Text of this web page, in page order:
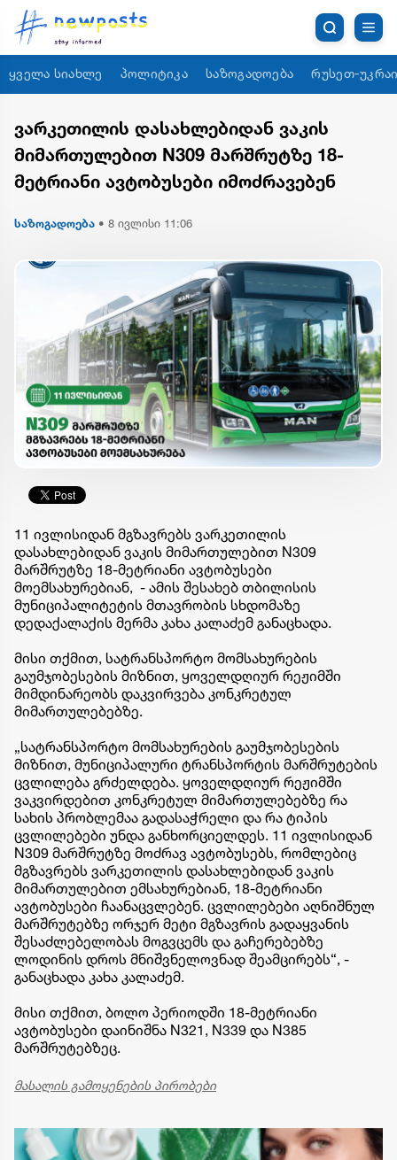
ყველა სიახლე პოლიტიკა საზოგადოება რუსეთ-
ვარკეთილის დასახლებიდან ვაკის
მიმართულებით N309 მარშრუტზე 18-
მეტრიანი ავტობუსები იმოძრავებენ
საზოგადოება • 8 ივლისი 11:06
11 ივლისიდან მგზავრებს ვარკეთილის
დასახლებიდან ვაკის მიმართულებით N309
მარშრუტზე 18-მეტრიანი ავტობუსები
მოემსახურებიან, - ამის შესახებ თბილისის
მუნიციპალიტეტის მთავრობის სხდომაზე
დედაქალაქის მერმა კახა კალაძემ განაცხადა.
მისი თქმით, სატრანსპორტო მომსახურების
გაუმჯობესების მიზნით, ყოველდღიურ რეჟიმში
მიმდინარეობს დაკვირვება კონკრეტულ
მიმართულებებზე.
„სატრანსპორტო მომსახურების გაუმჯობესების
მიზნით, მუნიციპალური ტრანსპორტის მარშრუტების
ცვლილება გრძელდება. ყოველდღიურ რეჟიმში
ვაკვირდებით კონკრეტულ მიმართულებებზე რა
სახის პრობლემაა გადასაჭრელი და რა ტიპის
ცვლილებები უნდა განხორციელდეს. 11 ივლისიდან
N309 მარშრუტზე მოძრავ ავტობუსებს, რომლებიც
მგზავრებს ვარკეთილის დასახლებიდან ვაკის
მიმართულებით ემსახურებიან, 18-მეტრიანი
ავტობუსები ჩაანაცვლებენ. ცვლილებები აღნიშნულ
მარშრუტებზე ორჯერ მეტი მგზავრის გადაყვანის
შესაძლებელობას მოგვცემს და გაჩერებებზე
ლოდინის დროს მნიშვნელოვნად შეამცირებს“, -
განაცხადა კახა კალაძემ.
მისი თქმით, ბოლო პერიოდში 18-მეტრიანი
ავტობუსები დაინიშნა N321, N339 და N385
მარშრუტებზეც.
მასალის გამოყენების პირობები